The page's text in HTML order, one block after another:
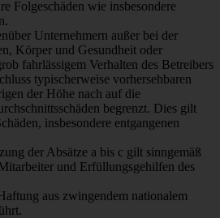
Folgeschäden wie insbesondere
Unternehmern außer bei der
Körper und Gesundheit oder
fahrlässigem Verhalten des Betreibers
typischerweise vorhersehbaren
der Höhe nach auf die
begrenzt. Dies gilt
insbesondere entgangenen
der Absätze a bis c gilt sinngemäß
und Erfüllungsgehilfen des
aus zwingendem nationalem